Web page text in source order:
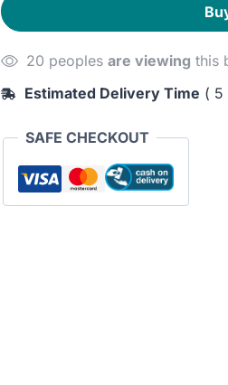
&
Your
True
quantity
20 peoples are viewing this
Estimated Delivery Time ( 5
SAFE CHECKOUT